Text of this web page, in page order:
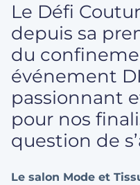
Le Défi
depuis sa
du
événement
passionnant
pour nos
question de
Le salon Mode et